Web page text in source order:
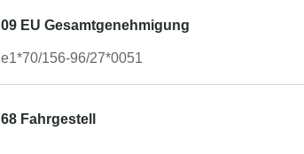
09 EU Gesamtgenehmigung
e1*70/156-96/27*0051
68 Fahrgestell